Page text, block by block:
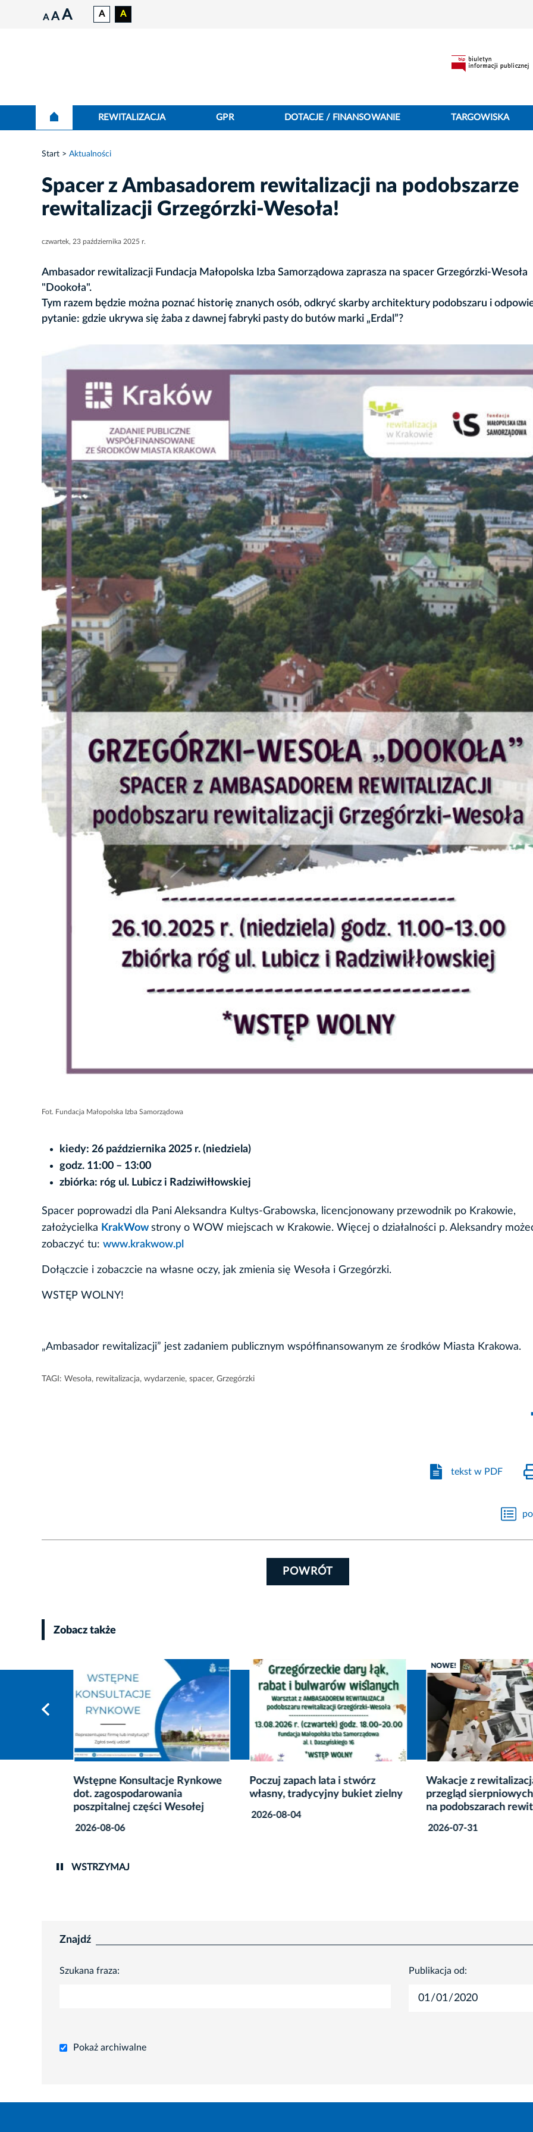
A A A A A
REWITALIZACJA GPR DOTACJE / FINANSOWANIE TARGOWISKA
Start Aktualności
Spacer z Ambasadorem rewitalizacji na podobszarze
rewitalizacji Grzegórzki-Wesoła!
czwartek, 23 października 2025 r.
Ambasador rewitalizacji Fundacja Małopolska Izba Samorządowa zaprasza na spacer Grzegórzki-Wesoła
"Dookoła".
Tym razem będzie można poznać historię znanych osób, odkryć skarby architektury podobszaru i
pytanie: gdzie ukrywa się żaba z dawnej fabryki pasty do butów marki „Erdal”?
Fot. Fundacja Małopolska Izba Samorządowa
kiedy: 26 października 2025 r. (niedziela)
godz. 11:00 – 13:00
zbiórka: róg ul. Lubicz i Radziwiłłowskiej
Spacer poprowadzi dla Pani Aleksandra Kultys-Grabowska, licencjonowany przewodnik po Krakowie,
założycielka KrakWow strony o WOW miejscach w Krakowie. Więcej o działalności p. Aleksandry
zobaczyć tu: www.krakwow.pl
Dołączcie i zobaczcie na własne oczy, jak zmienia się Wesoła i Grzegórzki.
WSTĘP WOLNY!
„Ambasador rewitalizacji” jest zadaniem publicznym współfinansowanym ze środków Miasta Krakowa.
TAGI: Wesoła, rewitalizacja, wydarzenie, spacer, Grzegórzki
tekst w PDF
POWRÓT
Zobacz także
Wstępne Konsultacje Rynkowe
dot. zagospodarowania
poszpitalnej części Wesołej
2026-08-06
Poczuj zapach lata i stwórz
własny, tradycyjny bukiet zielny
2026-08-04
NOWE!
Wakacje z rewitalizacją –
przegląd sierpniowych
na podobszarach
2026-07-31
WSTRZYMAJ
Znajdź
Szukana fraza: Publikacja od:
Pokaż archiwalne